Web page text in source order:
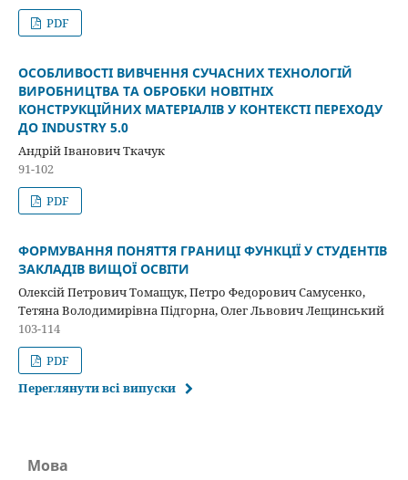
PDF
ОСОБЛИВОСТІ ВИВЧЕННЯ СУЧАСНИХ ТЕХНОЛОГІЙ
ВИРОБНИЦТВА ТА ОБРОБКИ НОВІТНІХ
КОНСТРУКЦІЙНИХ МАТЕРІАЛІВ У КОНТЕКСТІ ПЕРЕХОДУ
ДО INDUSTRY 5.0
Андрій Іванович Ткачук
91-102
PDF
ФОРМУВАННЯ ПОНЯТТЯ ГРАНИЦІ ФУНКЦІЇ У СТУДЕНТІВ
ЗАКЛАДІВ ВИЩОЇ ОСВІТИ
Олексій Петрович Томащук, Петро Федорович Самусенко,
Тетяна Володимирівна Підгорна, Олег Львович Лещинський
103-114
PDF
Переглянути всі випуски
Мова